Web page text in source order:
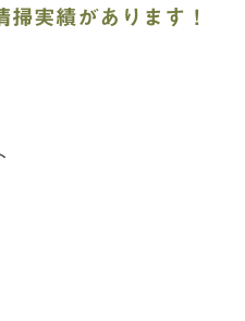
掃実績があります！